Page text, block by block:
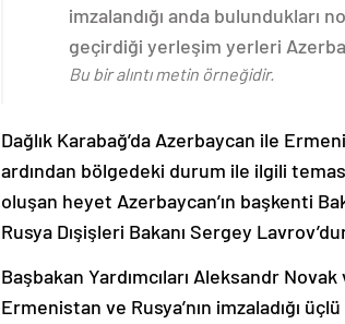
imzalandığı anda bulundukları
geçirdiği yerleşim yerleri
Bu bir alıntı metin örneğidir.
Dağlık Karabağ’da Azerbaycan ile
ardından bölgedeki durum ile ilgili
oluşan heyet Azerbaycan’ın başkenti
Rusya Dışişleri Bakanı Sergey
Başbakan Yardımcıları Aleksandr
Ermenistan ve Rusya’nın imzaladığı